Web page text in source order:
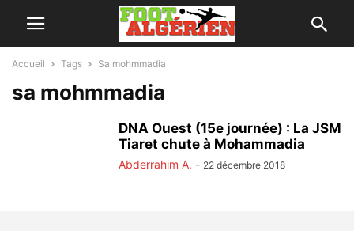
Accueil Tags Sa mohmmadia
sa mohmmadia
DNA Ouest (15e journée) : La JSM
Tiaret chute à Mohammadia
Abderrahim A. - 22 décembre 2018